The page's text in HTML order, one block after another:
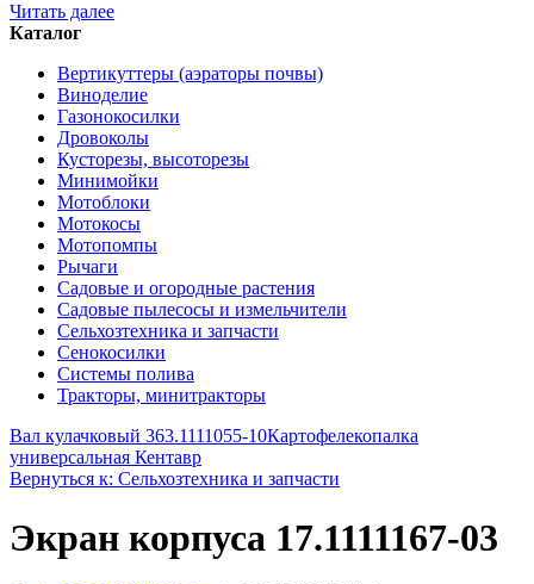
Читать далее
Каталог
Вертикуттеры (аэраторы почвы)
Виноделие
Газонокосилки
Дровоколы
Кусторезы, высоторезы
Минимойки
Мотоблоки
Мотокосы
Мотопомпы
Рычаги
Садовые и огородные растения
Садовые пылесосы и измельчители
Сельхозтехника и запчасти
Сенокосилки
Системы полива
Тракторы, минитракторы
Вал кулачковый 363.1111055-10Картофелекопалка
универсальная Кентавр
Вернуться к: Сельхозтехника и запчасти
Экран корпуса 17.1111167-03